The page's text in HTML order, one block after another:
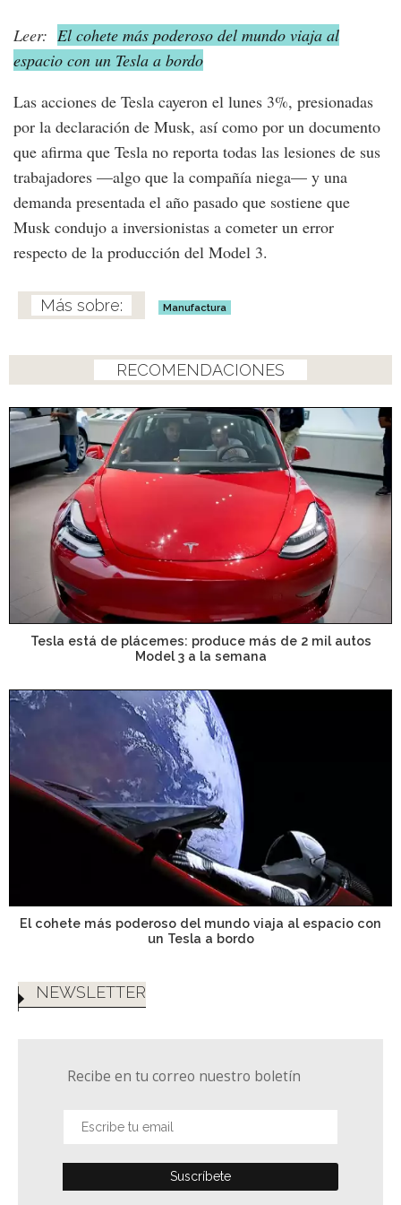
Leer: El cohete más poderoso del mundo viaja al
espacio con un Tesla a bordo
Las acciones de Tesla cayeron el lunes 3%, presionadas
por la declaración de Musk, así como por un documento
que afirma que Tesla no reporta todas las lesiones de sus
trabajadores —algo que la compañía niega— y una
demanda presentada el año pasado que sostiene que
Musk condujo a inversionistas a cometer un error
respecto de la producción del Model 3.
Manufactura
RECOMENDACIONES
Tesla está de plácemes: produce más de 2 mil autos
Model 3 a la semana
El cohete más poderoso del mundo viaja al espacio con
un Tesla a bordo
NEWSLETTER
Recibe en tu correo nuestro boletín